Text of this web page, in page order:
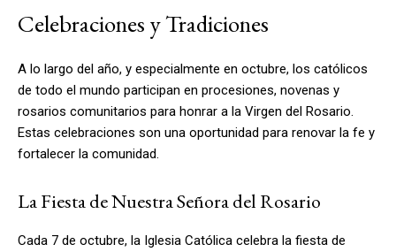
Celebraciones y Tradiciones
A lo largo del año, y especialmente en octubre, los católicos
de todo el mundo participan en procesiones, novenas y
rosarios comunitarios para honrar a la Virgen del Rosario.
Estas celebraciones son una oportunidad para renovar la fe y
fortalecer la comunidad.
La Fiesta de Nuestra Señora del Rosario
Cada 7 de octubre, la Iglesia Católica celebra la fiesta de